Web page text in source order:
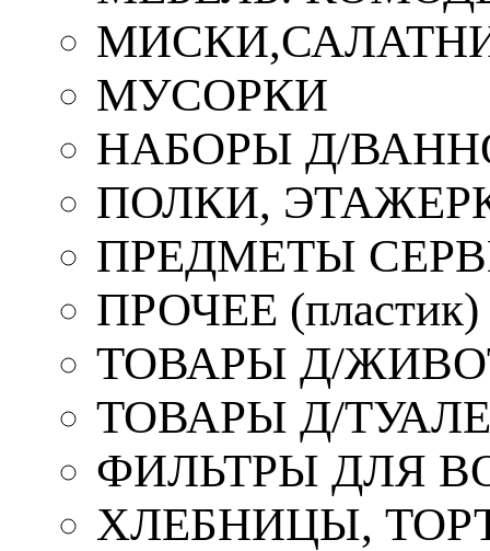
МУСОРКИ
НАБОРЫ Д/
ПОЛКИ,
ПРЕДМЕТЫ
ПРОЧЕЕ (пластик)
ТОВАРЫ Д/
ТОВАРЫ Д/
ФИЛЬТРЫ ДЛЯ
ХЛЕБНИЦЫ,